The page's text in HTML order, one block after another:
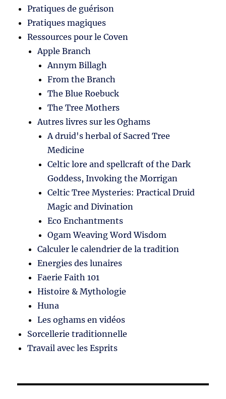
Pratiques de guérison
Pratiques magiques
Ressources pour le Coven
Apple Branch
Annym Billagh
From the Branch
The Blue Roebuck
The Tree Mothers
Autres livres sur les Oghams
A druid's herbal of Sacred Tree
Medicine
Celtic lore and spellcraft of the Dark
Goddess, Invoking the Morrigan
Celtic Tree Mysteries: Practical Druid
Magic and Divination
Eco Enchantments
Ogam Weaving Word Wisdom
Calculer le calendrier de la tradition
Energies des lunaires
Faerie Faith 101
Histoire & Mythologie
Huna
Les oghams en vidéos
Sorcellerie traditionnelle
Travail avec les Esprits